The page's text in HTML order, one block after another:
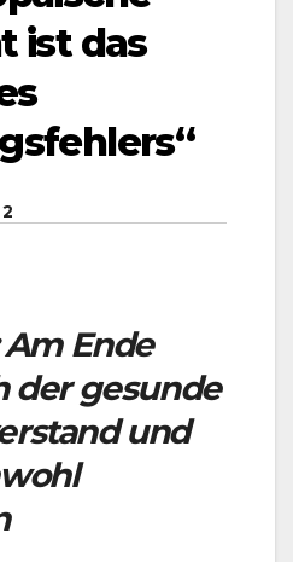
ist das
Ende
der gesunde
und